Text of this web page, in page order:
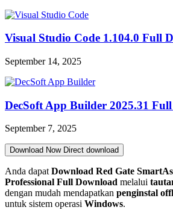
Visual Studio Code 1.104.0 Full
September 14, 2025
DecSoft App Builder 2025.31
September 7, 2025
Download Now Direct download
Anda dapat Download Red Gate
Professional Full Download melalui
dengan mudah mendapatkan penginstal
untuk sistem operasi Windows.